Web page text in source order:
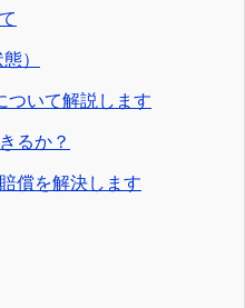
）
ついて解説します
るか？
償を解決します